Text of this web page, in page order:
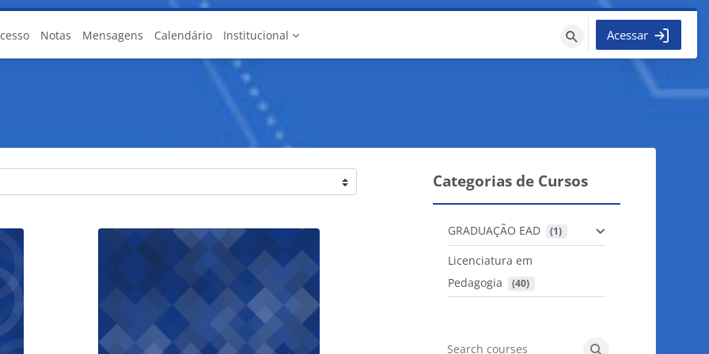
Notas Mensagens Calendário Institucional
Buscar
cursos
Acessar
Categorias de Cursos
GRADUAÇÃO EAD (1)
Licenciatura em
Pedagogia
(40)